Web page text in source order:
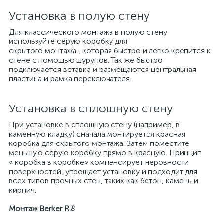
Установка в полую стену
Для классического монтажа в полую стену
используйте серую коробку для
скрытого монтажа , которая быстро и легко крепится к
стене с помощью шурупов. Так же быстро
подключается вставка и размещаются центральная
пластина и рамка переключателя.
Установка в сплошную стену
При установке в сплошную стену (например, в
каменную кладку) сначала монтируется красная
коробка для скрытого монтажа. Затем поместите
меньшую серую коробку прямо в красную. Принцип
« коробка в коробке» компенсирует неровности
поверхностей, упрощает установку и подходит для
всех типов прочных стен, таких как бетон, камень и
кирпич.
Монтаж Berker R.8